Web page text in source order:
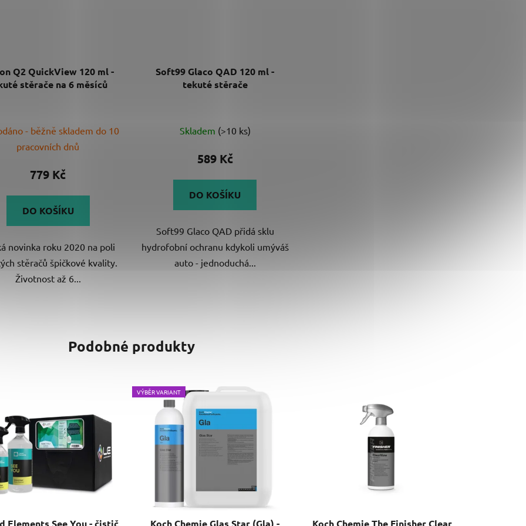
Q2 QuickView 120 ml -
stěrače na 6 měsíců
hodnocení
produktu
z
5
- běžně skladem do 10
pracovních dnů
779 Kč
DO KOŠÍKU
novinka roku 2020 na poli
stěračů špičkové kvality.
Životnost až 6...
Soft99 Glaco QAD 120 ml -
tekuté stěrače
Skladem (>10 ks)
589 Kč
DO KOŠÍKU
Soft99 Glaco QAD přidá sklu
hydrofobní ochranu kdykoli umýváš
auto - jednoduchá...
Podobné produkty
Elements See You - čistič
VÝBĚR VARIANT
Koch Chemie Glas Star (Gla) - Koch Chemie The Finisher Clear